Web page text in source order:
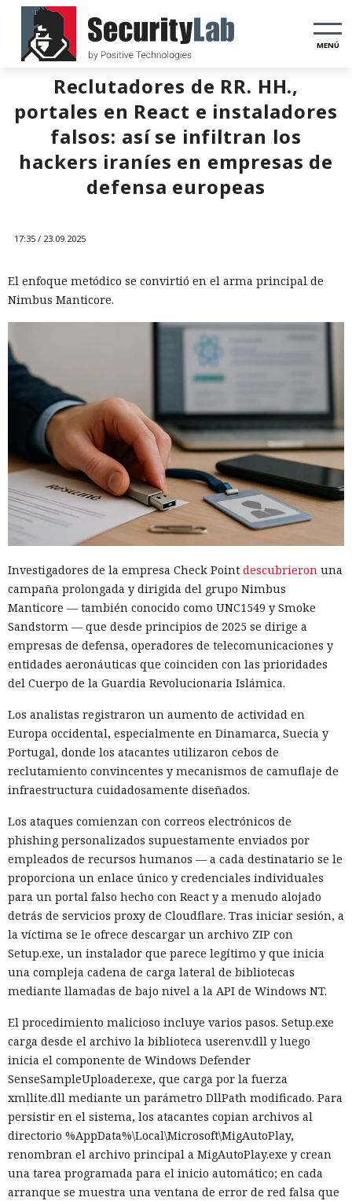
MENÚ
Reclutadores de RR. HH.,
portales en React e instaladores
falsos: así se infiltran los
hackers iraníes en empresas de
defensa europeas
17:35 / 23.09.2025
El enfoque metódico se convirtió en el arma principal de
Nimbus Manticore.
Investigadores de la empresa Check Point descubrieron una
campaña prolongada y dirigida del grupo Nimbus
Manticore — también conocido como UNC1549 y Smoke
Sandstorm — que desde principios de 2025 se dirige a
empresas de defensa, operadores de telecomunicaciones y
entidades aeronáuticas que coinciden con las prioridades
del Cuerpo de la Guardia Revolucionaria Islámica.
Los analistas registraron un aumento de actividad en
Europa occidental, especialmente en Dinamarca, Suecia y
Portugal, donde los atacantes utilizaron cebos de
reclutamiento convincentes y mecanismos de camuflaje de
infraestructura cuidadosamente diseñados.
Los ataques comienzan con correos electrónicos de
phishing personalizados supuestamente enviados por
empleados de recursos humanos — a cada destinatario se le
proporciona un enlace único y credenciales individuales
para un portal falso hecho con React y a menudo alojado
detrás de servicios proxy de Cloudflare. Tras iniciar sesión, a
la víctima se le ofrece descargar un archivo ZIP con
Setup.exe, un instalador que parece legítimo y que inicia
una compleja cadena de carga lateral de bibliotecas
mediante llamadas de bajo nivel a la API de Windows NT.
El procedimiento malicioso incluye varios pasos. Setup.exe
carga desde el archivo la biblioteca userenv.dll y luego
inicia el componente de Windows Defender
SenseSampleUploader.exe, que carga por la fuerza
xmllite.dll mediante un parámetro DllPath modificado. Para
persistir en el sistema, los atacantes copian archivos al
directorio %AppData%\Local\Microsoft\MigAutoPlay,
renombran el archivo principal a MigAutoPlay.exe y crean
una tarea programada para el inicio automático; en cada
arranque se muestra una ventana de error de red falsa que